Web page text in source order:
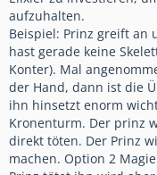
aufzuhalten.
Beispiel: Prinz greift an
hast gerade keine
Konter). Mal
der Hand, dann ist die
ihn hinsetzt enorm
Kronenturm. Der prinz
direkt töten. Der Prinz
machen. Option 2